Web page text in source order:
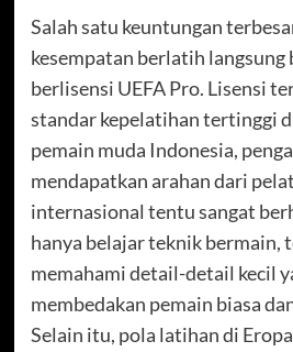
Salah satu keuntungan
kesempatan berlatih langsung
berlisensi UEFA Pro. Lisensi
standar kepelatihan tertinggi
pemain muda Indonesia,
mendapatkan arahan dari
internasional tentu sangat
hanya belajar teknik bermain,
memahami detail-detail kecil
membedakan pemain biasa
Selain itu, pola latihan di